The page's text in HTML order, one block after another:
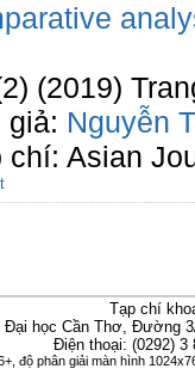
(2019)
giả: Nguyễn
chí: Asian
Tạp chí
Đại học Cần Thơ, Đường
Điện thoại: (0292)
độ phân giải màn hình